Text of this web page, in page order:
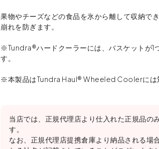
果物やチーズなどの食品を氷から離して収納で
崩れを防ぎます。
※Tundra®ハードクーラーには、バスケットが1
す。
※本製品はTundra Haul® Wheeled Coolerには
当店では、正規代理店より仕入れた正規品の
す。
なお、正規代理店提携倉庫より納品される場